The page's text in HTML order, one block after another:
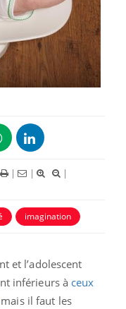
| |
|
imagination
et l’adolescent
inférieurs à ceux
il faut les